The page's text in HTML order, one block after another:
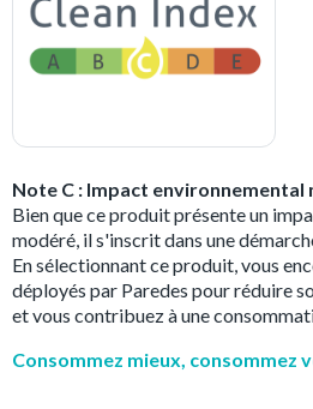
Note C : Impact environnemental
Bien que ce produit présente un
modéré, il s'inscrit dans une
En sélectionnant ce produit, vous
déployés par Paredes pour réduire
et vous contribuez à une
Consommez mieux, consommez